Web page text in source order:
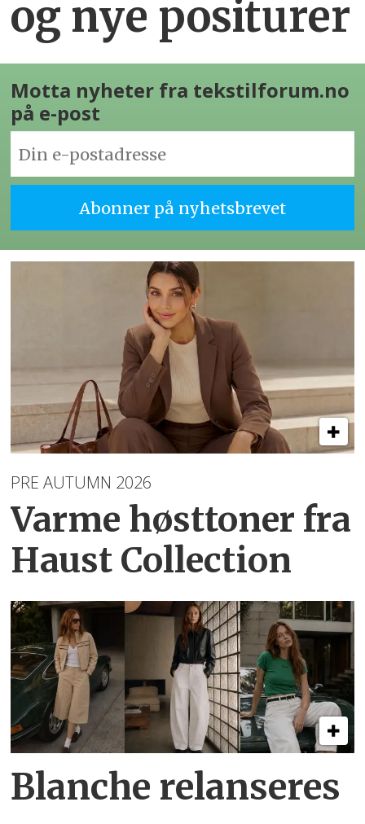
og nye positurer
Motta nyheter fra tekstilforum.no
på e-post
PRE AUTUMN 2026
Varme høsttoner fra
Haust Collection
Blanche relanseres